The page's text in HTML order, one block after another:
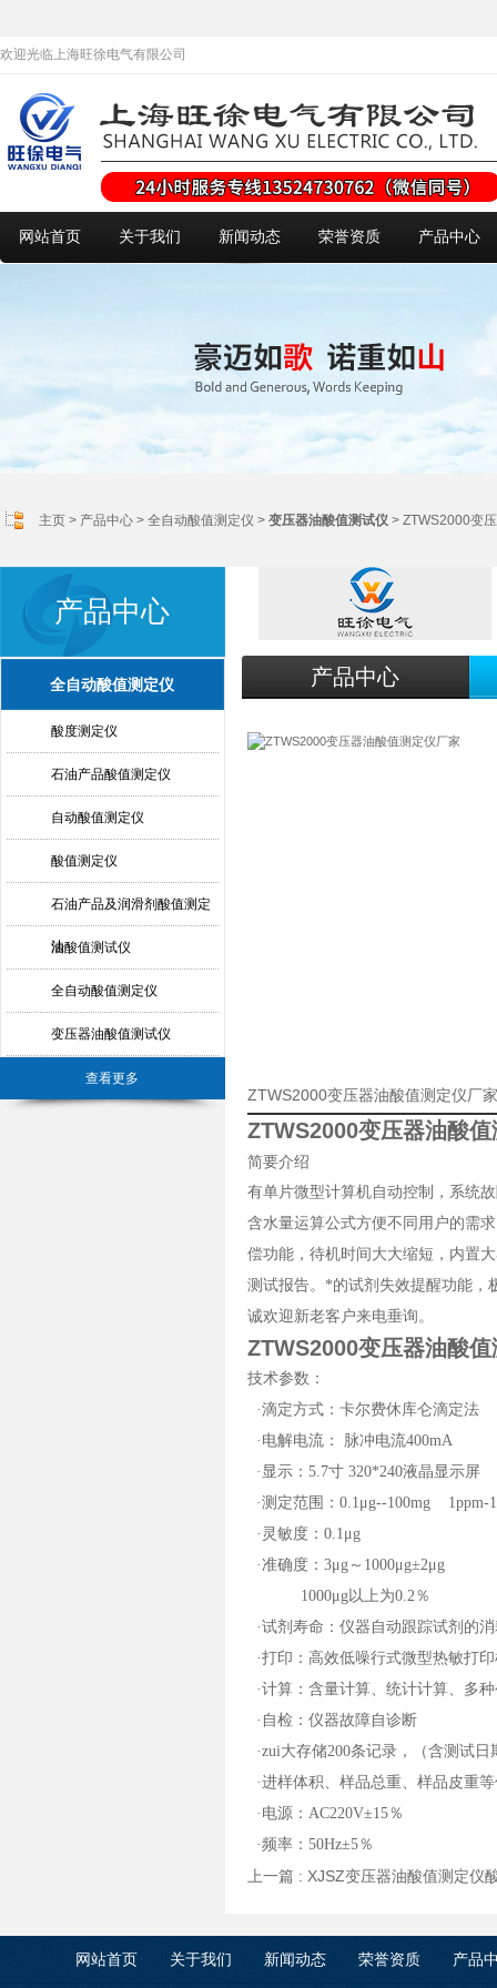
欢迎光临上海旺徐电气有限公司
网站首页 关于我们 新闻动态 荣誉资质 产品中心
主页 > 产品中心 > 全自动酸值测定仪 > 变压器油酸值测试仪 > ZTWS2000变
产品中心
全自动酸值测定仪
酸度测定仪
石油产品酸值测定仪
自动酸值测定仪
酸值测定仪
石油产品及润滑剂酸值测定
法
油酸值测试仪
全自动酸值测定仪
变压器油酸值测试仪
查看更多
产品中心
ZTWS2000变压器油酸值测定仪厂
ZTWS2000变压器油酸
简要介绍
有单片微型计算机自动控制，系统
含水量运算公式方便不同用户的需
偿功能，待机时间大大缩短，内置
测试报告。*的试剂失效提醒功能，
诚欢迎新老客户来电垂询。
ZTWS2000变压器油酸
技术参数：
·滴定方式：卡尔费休库仑滴定法
·电解电流： 脉冲电流400mA
·显示：5.7寸 320*240液晶显示屏
·测定范围：0.1μg--100mg 1ppm-
·灵敏度：0.1μg
·准确度：3μg～1000μg±2μg
1000μg以上为0.2％
·试剂寿命：仪器自动跟踪试剂的
·打印：高效低噪行式微型热敏打
·计算：含量计算、统计计算、多
·自检：仪器故障自诊断
·zui大存储200条记录，（含测试
·进样体积、样品总重、样品皮
·电源：AC220V±15％
·频率：50Hz±5％
上一篇 : XJSZ变压器油酸值测定仪
网站首页 关于我们 新闻动态 荣誉资质 产品